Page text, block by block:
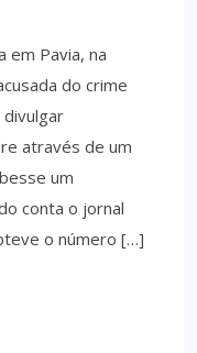
em Pavia, na
do crime
através de um
um
conta o jornal
o número […]